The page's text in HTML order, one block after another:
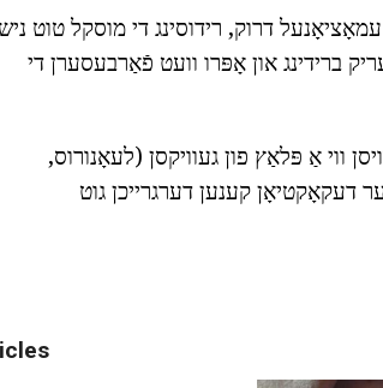
דרוק, רידוסינג די מוסקל טוט
ברידינג און אָפּרו וועט פֿאַרבעסערן די
ווי אַ פּלאַץ פון געוויקסן (לעאָנורוס,
דעקאָקטיאָן קענען דערגרייכן גוט